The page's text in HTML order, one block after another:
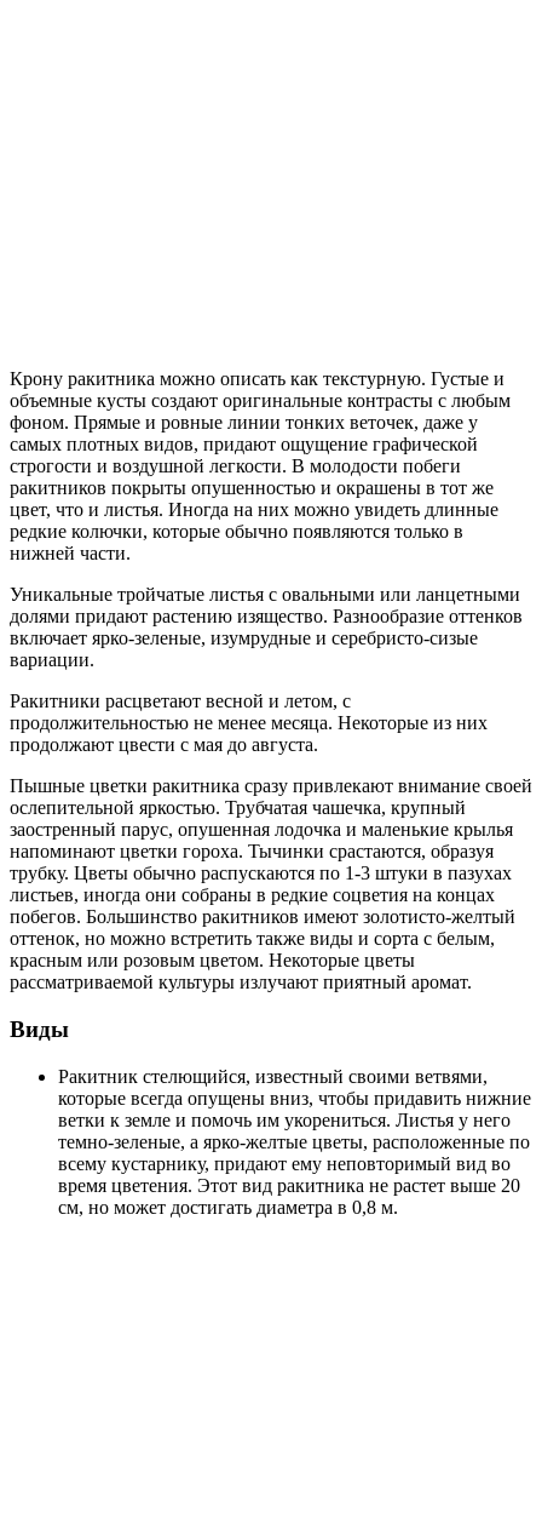
Крону ракитника можно описать как текстурную. Густые и
объемные кусты создают оригинальные контрасты с любым
фоном. Прямые и ровные линии тонких веточек, даже у
самых плотных видов, придают ощущение графической
строгости и воздушной легкости. В молодости побеги
ракитников покрыты опушенностью и окрашены в тот же
цвет, что и листья. Иногда на них можно увидеть длинные
редкие колючки, которые обычно появляются только в
нижней части.
Уникальные тройчатые листья с овальными или ланцетными
долями придают растению изящество. Разнообразие оттенков
включает ярко-зеленые, изумрудные и серебристо-сизые
вариации.
Ракитники расцветают весной и летом, с
продолжительностью не менее месяца. Некоторые из них
продолжают цвести с мая до августа.
Пышные цветки ракитника сразу привлекают внимание своей
ослепительной яркостью. Трубчатая чашечка, крупный
заостренный парус, опушенная лодочка и маленькие крылья
напоминают цветки гороха. Тычинки срастаются, образуя
трубку. Цветы обычно распускаются по 1-3 штуки в пазухах
листьев, иногда они собраны в редкие соцветия на концах
побегов. Большинство ракитников имеют золотисто-желтый
оттенок, но можно встретить также виды и сорта с белым,
красным или розовым цветом. Некоторые цветы
рассматриваемой культуры излучают приятный аромат.
Виды
Ракитник стелющийся, известный своими ветвями,
которые всегда опущены вниз, чтобы придавить нижние
ветки к земле и помочь им укорениться. Листья у него
темно-зеленые, а ярко-желтые цветы, расположенные по
всему кустарнику, придают ему неповторимый вид во
время цветения. Этот вид ракитника не растет выше 20
см, но может достигать диаметра в 0,8 м.